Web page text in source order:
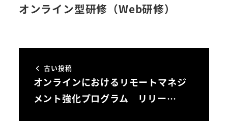
オンライン型研修（Web研修）
古い投稿
オンラインにおけるリモートマネジ
メント強化プログラム リリー…